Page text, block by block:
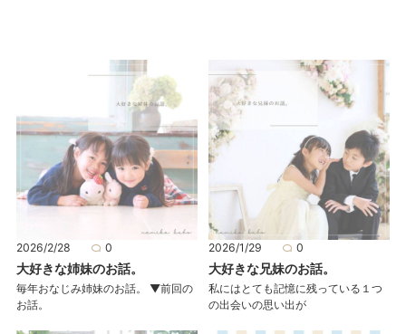
2026/2/28 0
大好きな姉妹のお話。
毎年おなじみ姉妹のお話。 ▼前回の
お話。
2026/1/29 0
大好きな兄妹のお話。
私にはとても記憶に残っている１つ
の出会いの思い出が